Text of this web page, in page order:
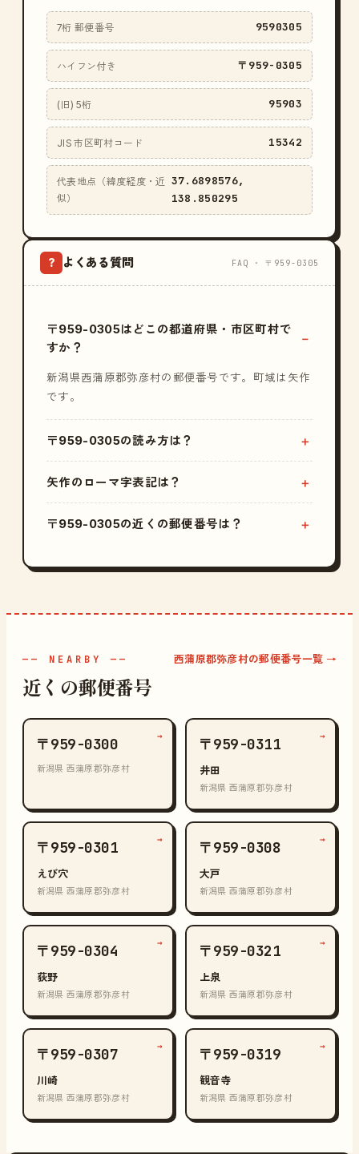
7桁 郵便番号 9590305
ハイフン付き 〒959-0305
(旧) 5桁 95903
JIS 市区町村コード 15342
代表地点（緯度経度・近
似）
37.6898576,
138.850295
? よくある質問 FAQ · 〒959-0305
〒959-0305はどこの都道府県・市区町村で
すか？
新潟県西蒲原郡弥彦村の郵便番号です。町域は矢作
です。
〒959-0305の読み方は？
矢作のローマ字表記は？
〒959-0305の近くの郵便番号は？
—— NEARBY ——
近くの郵便番号
西蒲原郡弥彦村の郵便番号一覧 →
〒959-0300
新潟県 西蒲原郡弥彦村
→ 〒959-0311
井田
新潟県 西蒲原郡弥彦村
→
〒959-0301
えび穴
新潟県 西蒲原郡弥彦村
→ 〒959-0308
大戸
新潟県 西蒲原郡弥彦村
→
〒959-0304
荻野
新潟県 西蒲原郡弥彦村
→ 〒959-0321
上泉
新潟県 西蒲原郡弥彦村
→
〒959-0307
川崎
新潟県 西蒲原郡弥彦村
→ 〒959-0319
観音寺
新潟県 西蒲原郡弥彦村
→